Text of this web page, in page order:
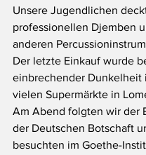
Unsere Jugendlichen
professionellen Djemben
anderen
Der letzte Einkauf wurde
einbrechender Dunkelheit
vielen Supermärkte in
Am Abend folgten wir der
der Deutschen Botschaft
besuchten im Goethe-